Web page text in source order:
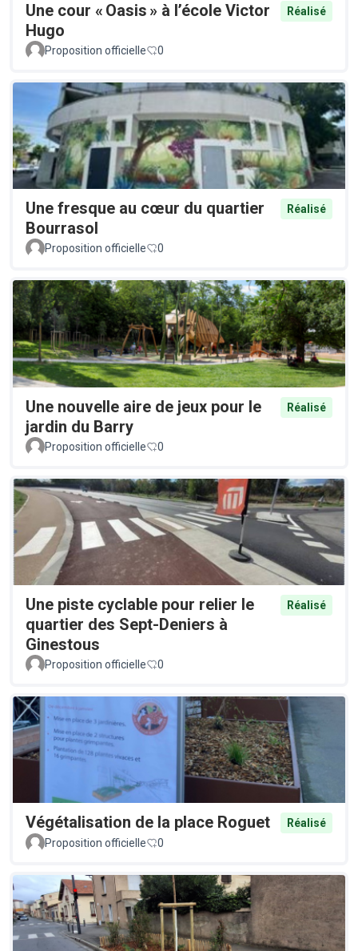
Une cour « Oasis » à l’école Victor
Hugo
Réalisé
Proposition officielle 0
Une fresque au cœur du quartier
Bourrasol
Réalisé
Proposition officielle 0
Une nouvelle aire de jeux pour le
jardin du Barry
Réalisé
Proposition officielle 0
Une piste cyclable pour relier le
quartier des Sept-Deniers à
Ginestous
Réalisé
Proposition officielle 0
Végétalisation de la place Roguet
Réalisé
Proposition officielle
0